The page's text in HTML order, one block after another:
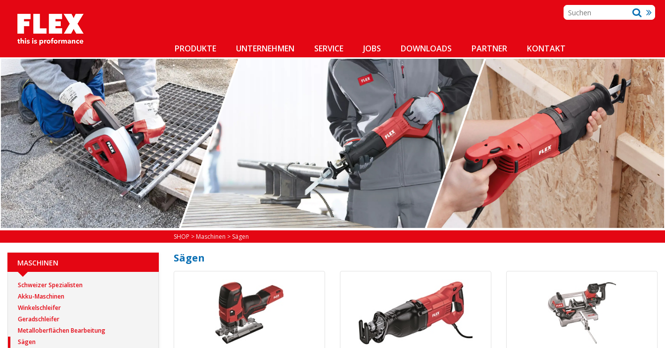
PRODUKTE UNTERNEHMEN SERVICE JOBS DOWNLOADS PARTNER KONTAKT
MASCHINEN
Schweizer Spezialisten
Akku-Maschinen
Winkelschleifer
Geradschleifer
Metalloberflächen Bearbeitung
Sägen
SHOP > Maschinen > Sägen
Sägen